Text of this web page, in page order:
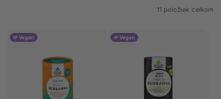
11 položiek celkom
🌱 Vegan 🌱 Vegan